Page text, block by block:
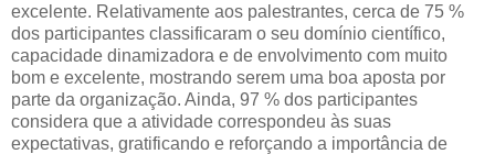
excelente. Relativamente aos palestrantes, cerca de 75 %
dos participantes classificaram o seu domínio científico,
capacidade dinamizadora e de envolvimento com muito
bom e excelente, mostrando serem uma boa aposta por
parte da organização. Ainda, 97 % dos participantes
considera que a atividade correspondeu às suas
expectativas, gratificando e reforçando a importância de